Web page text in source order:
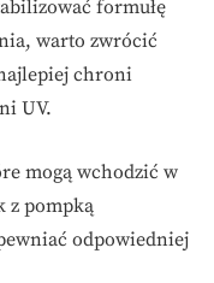
formułę
warto zwrócić
chroni
UV.
mogą wchodzić w
z pompką
odpowiedniej